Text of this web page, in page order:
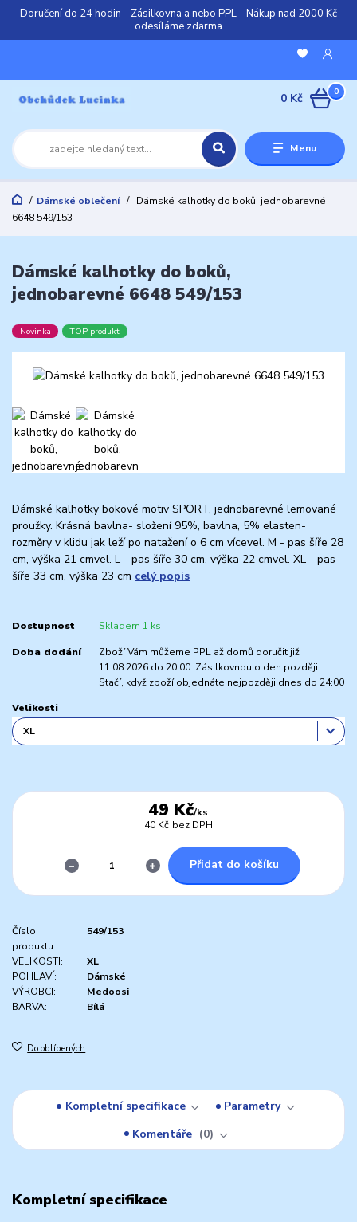
Doručení do 24 hodin - Zásilkovna a nebo PPL - Nákup nad 2000 Kč
odesíláme zdarma
Menu
0
0 Kč
Dámské oblečení
Dámské kalhotky do boků, jednobarevné
6648 549/153
Dámské kalhotky do boků,
jednobarevné 6648 549/153
Novinka TOP produkt
Dámské kalhotky bokové motiv SPORT, jednobarevné lemované
proužky. Krásná bavlna- složení 95%, bavlna, 5% elasten-
rozměry v klidu jak leží po natažení o 6 cm vícevel. M - pas šíře 28
cm, výška 21 cmvel. L - pas šíře 30 cm, výška 22 cmvel. XL - pas
šíře 33 cm, výška 23 cm celý popis
Dostupnost Skladem 1 ks
Doba dodání
Zboží Vám můžeme PPL až domů doručit již
11.08.2026 do 20:00. Zásilkovnou o den později.
Stačí, když zboží objednáte nejpozději dnes do 24:00
Velikosti
49 Kč/ks
40 Kč bez DPH
Přidat do košíku
Číslo
produktu:
549/153
VELIKOSTI:
XL
POHLAVÍ:
Dámské
VÝROBCI:
Medoosi
BARVA:
Bílá
Do oblíbených
Kompletní specifikace
Parametry
Komentáře
0
Kompletní specifikace